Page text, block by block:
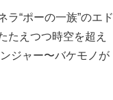
ラ“ポーの一族”のエド
たえつつ時空を超え
ジャー〜バケモノが